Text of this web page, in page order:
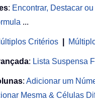
: Encontrar, Destacar
...
Critérios
: Lista Suspensa
: Adicionar um
Mesma & Células